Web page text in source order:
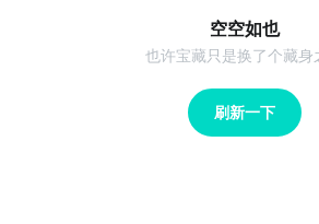
空空如也
也许宝藏只是换了个藏身
刷新一下